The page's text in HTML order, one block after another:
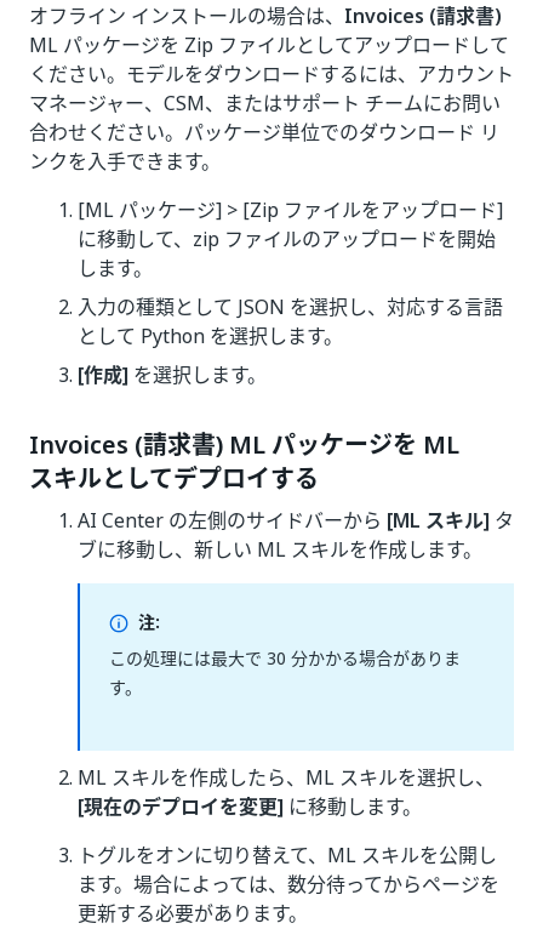
オフライン インストールの場合は、 Invoices (請求書)
ML パッケージを Zip ファイルとしてアップロードして
ください。モデルをダウンロードするには、アカウント
マネージャー、CSM、またはサポート チームにお問い
合わせください。パッケージ単位でのダウンロード リ
ンクを入手できます。
[ML パッケージ] > [Zip ファイルをアップロード]
に移動して、zip ファイルのアップロードを開始
します。
入力の種類として JSON を選択し、対応する言語
として Python を選択します。
[作成] を選択します。
Invoices (請求書) ML パッケージを ML
スキルとしてデプロイする
AI Center の左側のサイドバーから [ML スキル] タ
ブに移動し、新しい ML スキルを作成します。
注:
この処理には最大で 30 分かかる場合がありま
す。
ML スキルを作成したら、ML スキルを選択し、
[現在のデプロイを変更] に移動します。
トグルをオンに切り替えて、ML スキルを公開し
ます。場合によっては、数分待ってからページを
更新する必要があります。